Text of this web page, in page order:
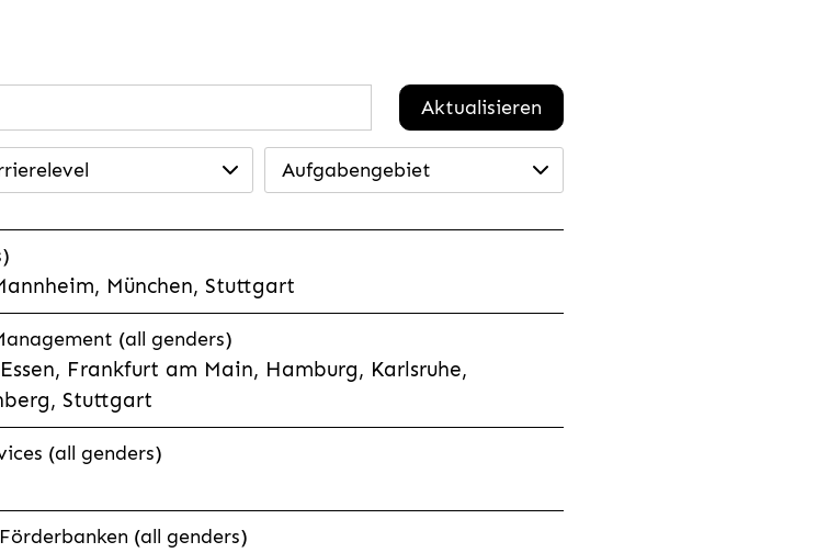
Aktualisieren
Aufgabengebiet
München, Stuttgart
(all genders)
Frankfurt am Main, Hamburg, Karlsruhe,
Stuttgart
(all genders)
(all genders)